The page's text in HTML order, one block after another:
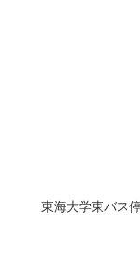
東海大学東バス